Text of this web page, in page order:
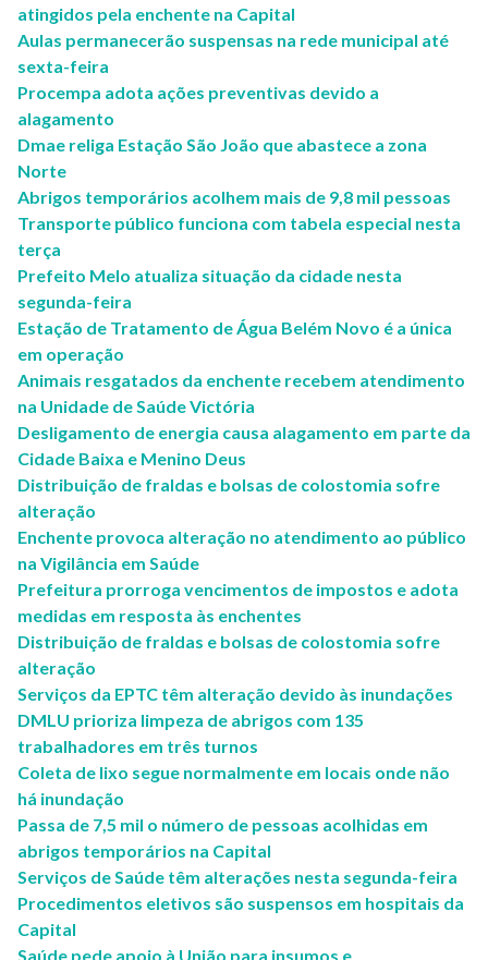
atingidos pela enchente na Capital
Aulas permanecerão suspensas na rede municipal até
sexta-feira
Procempa adota ações preventivas devido a
alagamento
Dmae religa Estação São João que abastece a zona
Norte
Abrigos temporários acolhem mais de 9,8 mil pessoas
Transporte público funciona com tabela especial nesta
terça
Prefeito Melo atualiza situação da cidade nesta
segunda-feira
Estação de Tratamento de Água Belém Novo é a única
em operação
Animais resgatados da enchente recebem atendimento
na Unidade de Saúde Victória
Desligamento de energia causa alagamento em parte da
Cidade Baixa e Menino Deus
Distribuição de fraldas e bolsas de colostomia sofre
alteração
Enchente provoca alteração no atendimento ao público
na Vigilância em Saúde
Prefeitura prorroga vencimentos de impostos e adota
medidas em resposta às enchentes
Distribuição de fraldas e bolsas de colostomia sofre
alteração
Serviços da EPTC têm alteração devido às inundações
DMLU prioriza limpeza de abrigos com 135
trabalhadores em três turnos
Coleta de lixo segue normalmente em locais onde não
há inundação
Passa de 7,5 mil o número de pessoas acolhidas em
abrigos temporários na Capital
Serviços de Saúde têm alterações nesta segunda-feira
Procedimentos eletivos são suspensos em hospitais da
Capital
Saúde pede apoio à União para insumos e